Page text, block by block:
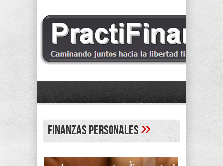
Finanzas personales»